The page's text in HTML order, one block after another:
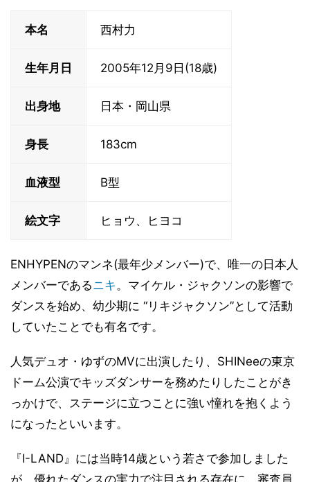
本名 西村力
生年月日 2005年12月9日(18歳)
出身地 日本・岡山県
身長 183cm
血液型 B型
絵文字 ヒョウ、ヒヨコ
ENHYPENのマンネ(最年少メンバー)で、唯一の日本人
メンバーであるニキ 。マイケル・ジャクソンの影響で
ダンスを始め、幼少期に “リキジャクソン”として活動
していたことでも有名です。
人気デュオ・ゆずのMVに出演したり、SHINeeの東京
ドーム公演でキッズダンサーを務めたりしたことがき
っかけで、ステージに立つことに強い憧れを抱くよう
になったといいます。
『I-LAND』には当時14歳という若さで参加しました
が、優れたダンスの実力で注目される存在に。審査員